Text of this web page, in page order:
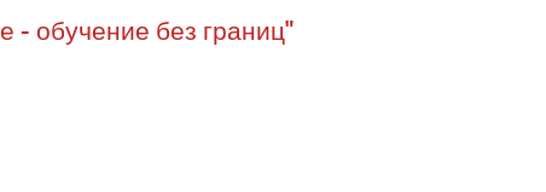
- обучение без границ"